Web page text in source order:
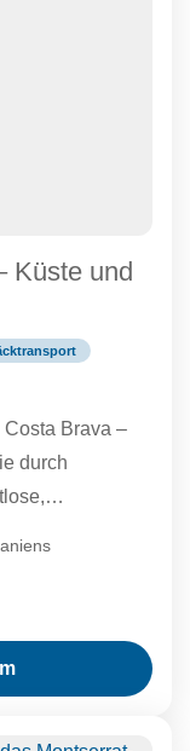
Küste und
Brava –
durch